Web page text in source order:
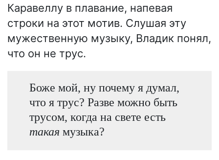
Каравеллу в плавание, напевая
строки на этот мотив. Слушая эту
мужественную музыку, Владик понял,
что он не трус.
Боже мой, ну почему я думал,
что я трус? Разве можно быть
трусом, когда на свете есть
такая музыка?